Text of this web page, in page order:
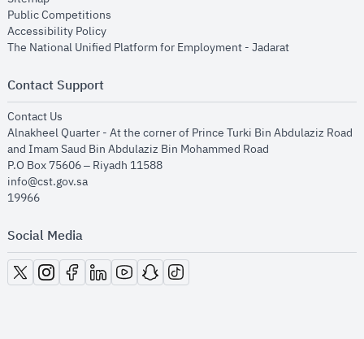
Public Competitions
Accessibility Policyopens in new window
The National Unified Platform for Employment - Jadaratopens in new
Contact Support
Contact Us
Alnakheel Quarter - At the corner of Prince Turki Bin Abdulaziz Road
and Imam Saud Bin Abdulaziz Bin Mohammed Road​
P.O Box 75606 – Riyadh 11588
info@cst.gov.sa
19966
Social Media
opens in new window
opens in new window
opens in new window
opens in new window
opens in new window
opens in new window
opens in new window